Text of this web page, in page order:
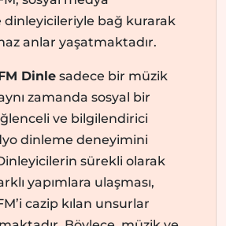
bağ kurarak
anlar yaşatmaktadır.
Dinle sadece bir müzik
zamanda sosyal bir
ve bilgilendirici
dinleme deneyimini
sürekli olarak
yapımlara ulaşması,
cazip kılan unsurlar